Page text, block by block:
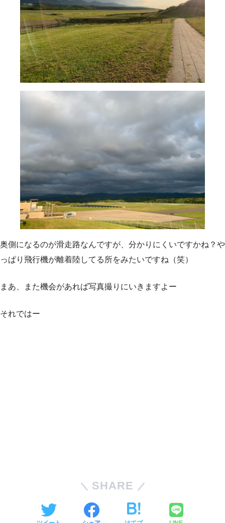
奥側になるのが滑走路なんですが、分かりにくいですかね？や
っぱり飛行機が離着陸してる所をみたいですね（笑）
まあ、また機会があれば写真撮りにいきますよー
それではー
SHARE